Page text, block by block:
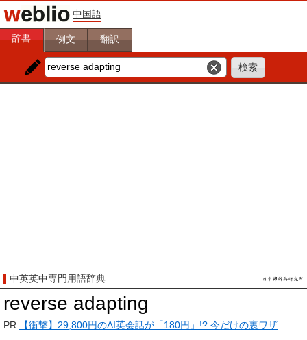
中国語
辞書 例文 翻訳
中英英中専門用語辞典
reverse adapting
PR: 【衝撃】29,800円のAI英会話が「180円」!? 今だけの裏ワザ